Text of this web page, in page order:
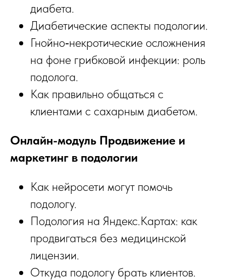
диабета.
Диабетические аспекты подологии.
Гнойно‑некротические осложнения
на фоне грибковой инфекции: роль
подолога.
Как правильно общаться с
клиентами с сахарным диабетом.
Онлайн-модуль Продвижение и
маркетинг в подологии
Как нейросети могут помочь
подологу.
Подология на Яндекс.Картах: как
продвигаться без медицинской
лицензии.
Откуда подологу брать клиентов.